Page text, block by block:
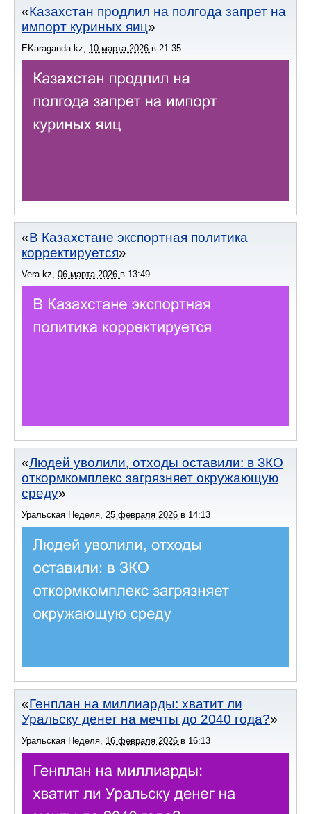
Казахстан продлил на полгода запрет на
импорт куриных яиц
EKaraganda.kz 10 марта 2026 в 21:35
В Казахстане экспортная политика
корректируется
Vera.kz 06 марта 2026 в 13:49
Людей уволили, отходы оставили: в ЗКО
откормкомплекс загрязняет окружающую
среду
Уральская Неделя, 25 февраля 2026 в 14:13
Генплан на миллиарды: хватит ли
Уральску денег на мечты до 2040 года?
Уральская Неделя, 16 февраля 2026 в 16:13